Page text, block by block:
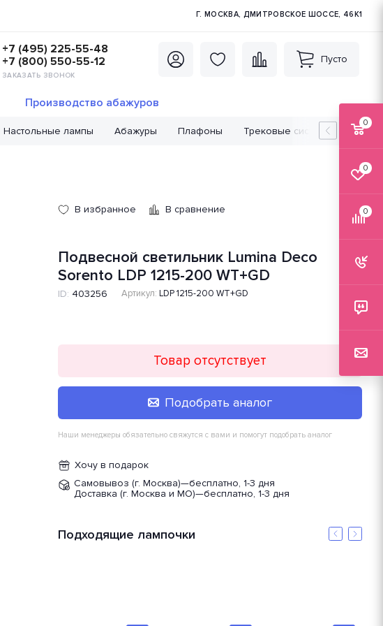
Г. МОСКВА, ДМИТРОВСКОЕ ШОССЕ, 46К1
+7 (495) 225-55-48
+7 (800) 550-55-12
ЗАКАЗАТЬ ЗВОНОК
Пусто
Настольные лампы Абажуры Плафоны Трековые системы
Производство абажуров
В избранное В сравнение
Подвесной светильник Lumina Deco
Sorento LDP 1215-200 WT+GD
ID: 403256 Артикул: LDP 1215-200 WT+GD
Товар отсутствует
Подобрать аналог
Наши менеджеры обязательно свяжутся с вами и помогут подобрать аналог
Хочу в подарок
Самовывоз (г. Москва)—бесплатно, 1-3 дня
Доставка (г. Москва и МО)—бесплатно, 1-3 дня
Подходящие лампочки
0
0
0